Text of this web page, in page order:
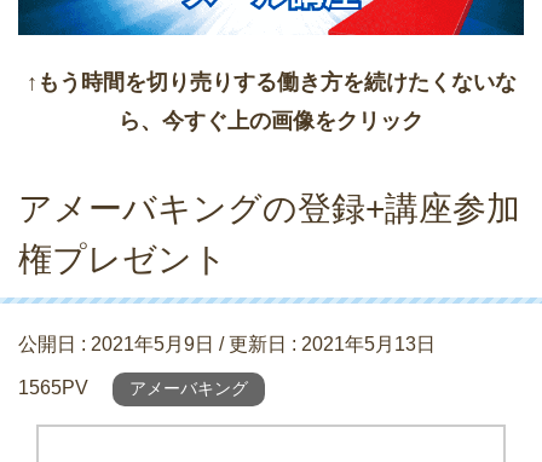
↑もう時間を切り売りする働き方を続けたくないな
ら、今すぐ上の画像をクリック
アメーバキングの登録+講座参加
権プレゼント
公開日 : 2021年5月9日 / 更新日 : 2021年5月13日
1565PV アメーバキング